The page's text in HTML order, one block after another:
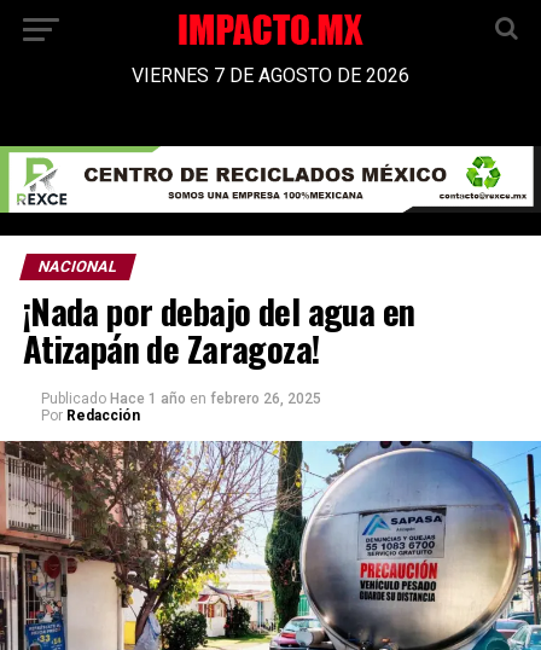
VIERNES 7 DE AGOSTO DE 2026
NACIONAL
¡Nada por debajo del agua en
Atizapán de Zaragoza!
Publicado Hace 1 año en febrero 26, 2025
Por Redacción